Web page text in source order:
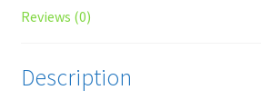
Reviews (0)
Description